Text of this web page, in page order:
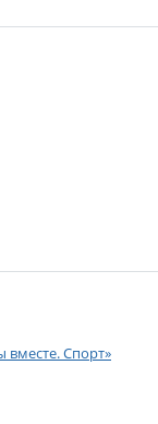
Спорт»